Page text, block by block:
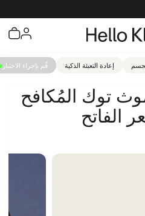
إعادة التعبئة الذكية قُم بإجراء الاختبار
توك المُكافح
الفاتح